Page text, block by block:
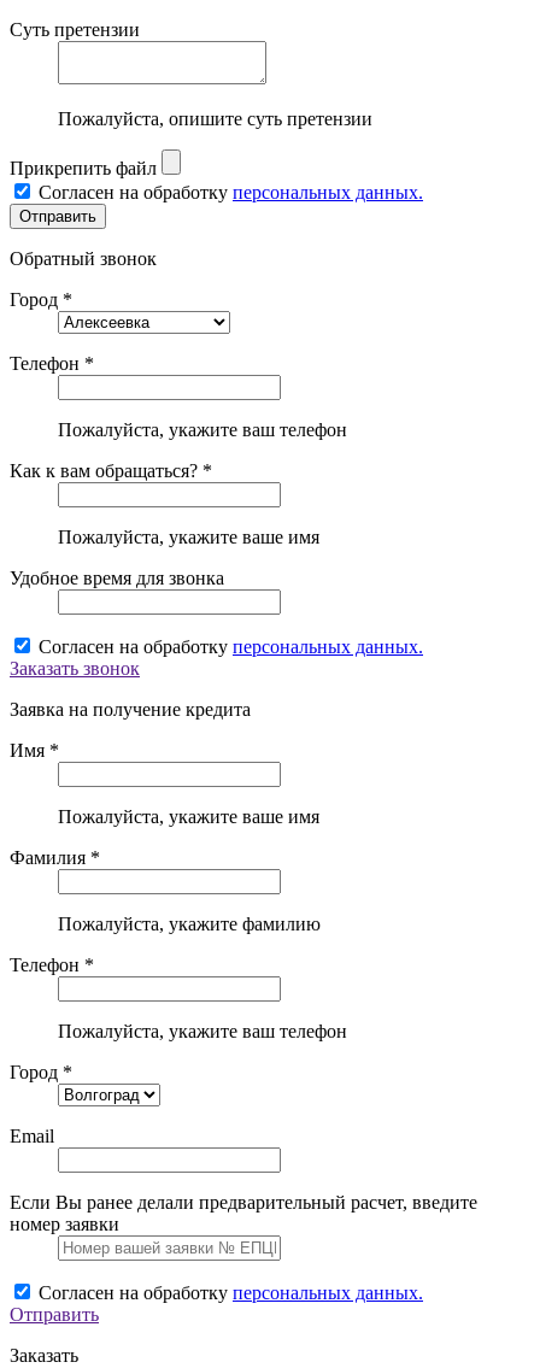
Суть претензии
Пожалуйста, опишите суть претензии
Прикрепить файл
Согласен на обработку персональных данных.
Обратный звонок
Город *
Телефон *
Пожалуйста, укажите ваш телефон
Как к вам обращаться? *
Пожалуйста, укажите ваше имя
Удобное время для звонка
Согласен на обработку персональных данных.
Заказать звонок
Заявка на получение кредита
Имя *
Пожалуйста, укажите ваше имя
Фамилия *
Пожалуйста, укажите фамилию
Телефон *
Пожалуйста, укажите ваш телефон
Город *
Email
Если Вы ранее делали предварительный расчет, введите
номер заявки
Согласен на обработку персональных данных.
Отправить
Заказать